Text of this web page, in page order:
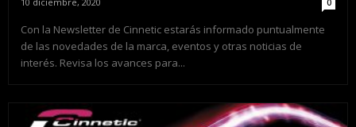
0
Con la Newsletter de Cinnetic estarás informado puntualmente
de las novedades de la marca, eventos y otras noticias de
interés. Revisa los avances para...